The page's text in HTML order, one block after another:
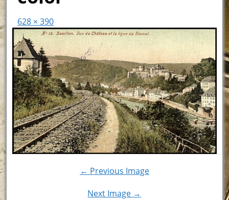
628 × 390
← Previous Image
Next Image →